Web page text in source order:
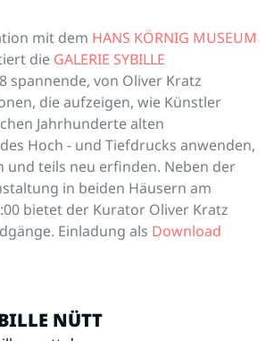
mit dem HANS KÖRNIG MUSEUM
die GALERIE SYBILLE
spannende, von Oliver Kratz
die aufzeigen, wie Künstler
Jahrhunderte alten
Hoch - und Tiefdrucks anwenden,
und teils neu erfinden. Neben der
in beiden Häusern am
bietet der Kurator Oliver Kratz
Einladung als Download
NÜTT